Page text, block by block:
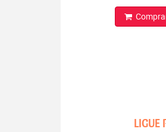
LIGUE